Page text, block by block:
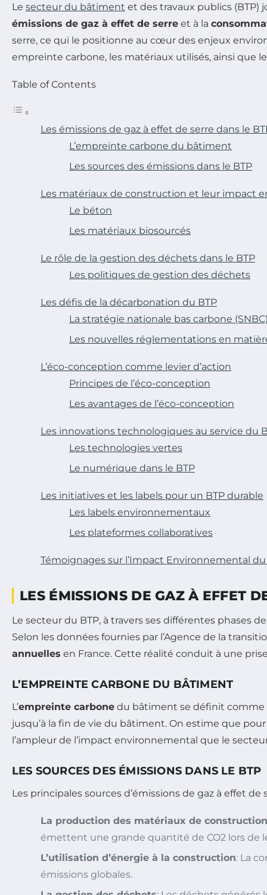
Le secteur du bâtiment et des travaux publics (BTP)
émissions de gaz à effet de serre et à la
serre, ce qui le positionne au cœur des enjeux
empreinte carbone, les matériaux utilisés, ainsi que
Table of Contents
Les émissions de gaz à effet de serre dans le
L’empreinte carbone du bâtiment
Les sources des émissions dans le BTP
Les matériaux de construction et leur impact
Le béton
Les matériaux biosourcés
Le rôle de la gestion des déchets dans le BTP
Les politiques de gestion des déchets
Les défis de la décarbonation du BTP
La stratégie nationale bas carbone
Les nouvelles réglementations en
L’éco-conception comme levier d’action
Principes de l’éco-conception
Les avantages de l’éco-conception
Les innovations technologiques au service du
Les technologies vertes
Le numérique dans le BTP
Les initiatives et les labels pour un BTP durable
Les labels environnementaux
Les plateformes collaboratives
Témoignages sur l’Impact Environnemental
LES ÉMISSIONS DE GAZ À EFFET
Le secteur du BTP, à travers ses différentes phases
Selon les données fournies par l’Agence de la
annuelles en France. Cette réalité conduit à une
L’EMPREINTE CARBONE DU BÂTIMENT
L’empreinte carbone du bâtiment se définit comme
jusqu’à la fin de vie du bâtiment. On estime que
l’ampleur de l’impact environnemental que le
LES SOURCES DES ÉMISSIONS DANS LE BTP
Les principales sources d’émissions de gaz à effet
La production des matériaux de construction
émettent une grande quantité de CO2 lors de
L’utilisation d’énergie à la construction: La
émissions globales.